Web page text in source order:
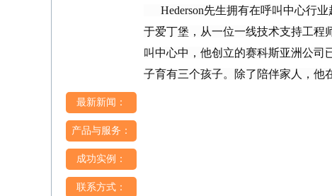
Hederson先生拥有在呼叫中心行业
于爱丁堡，从一位一线技术支持工程
叫中心中，他创立的赛科斯亚洲公司
子育有三个孩子。除了陪伴家人，他
最新新闻：
产品与服务：
成功实例：
联系方式：